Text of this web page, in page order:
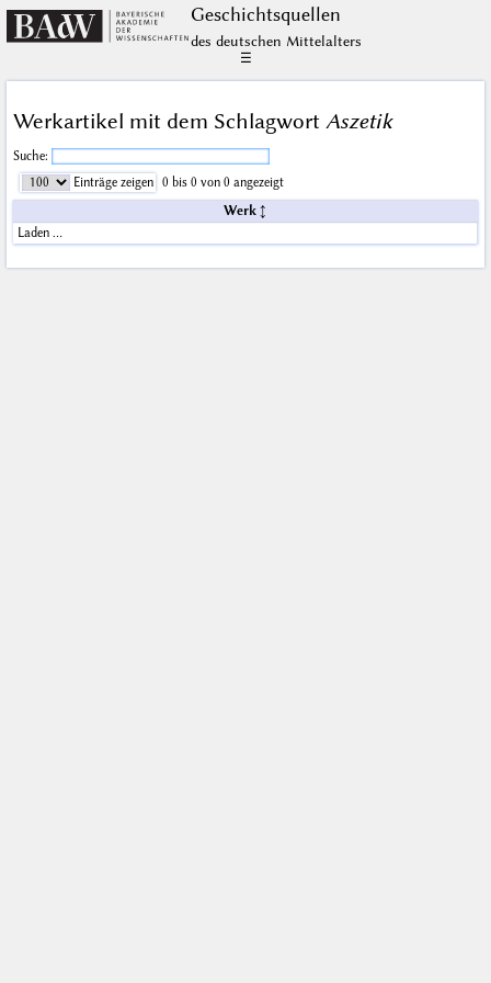
Geschichts­quellen
des deutschen Mittelalters
☰
Werkartikel mit dem Schlagwort Aszetik
Suche:
Einträge zeigen
0 bis 0 von 0 angezeigt
Werk
Laden …